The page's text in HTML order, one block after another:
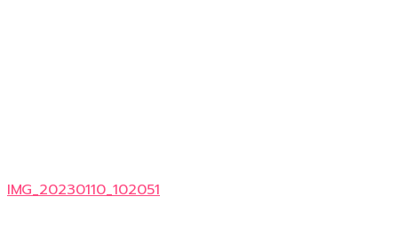
IMG_20230110_102051